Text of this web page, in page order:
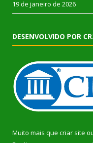
19 de janeiro de 2026
DESENVOLVIDO POR
Muito mais que criar site